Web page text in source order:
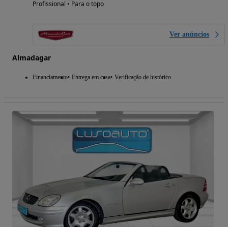
Profissional • Para o topo
Ver anúncios
Almadagar
Financiamento Entrega em casa Verificação de histórico